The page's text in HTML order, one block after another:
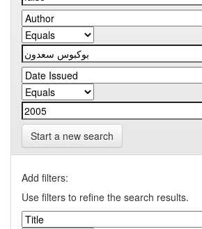
Start a new search
Add filters:
Use filters to refine the search results.